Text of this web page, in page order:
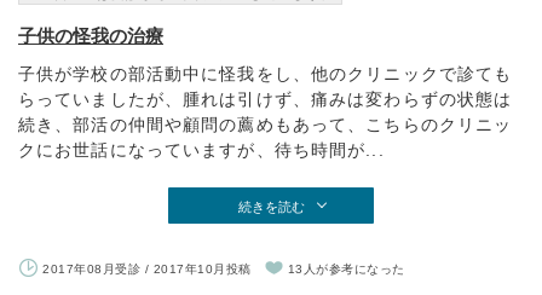
子供の怪我の治療
子供が学校の部活動中に怪我をし、他のクリニックで診ても
らっていましたが、腫れは引けず、痛みは変わらずの状態は
続き、部活の仲間や顧問の薦めもあって、こちらのクリニッ
クにお世話になっていますが、待ち時間が...
続きを読む
2017年08月受診 / 2017年10月投稿 13人が参考になった